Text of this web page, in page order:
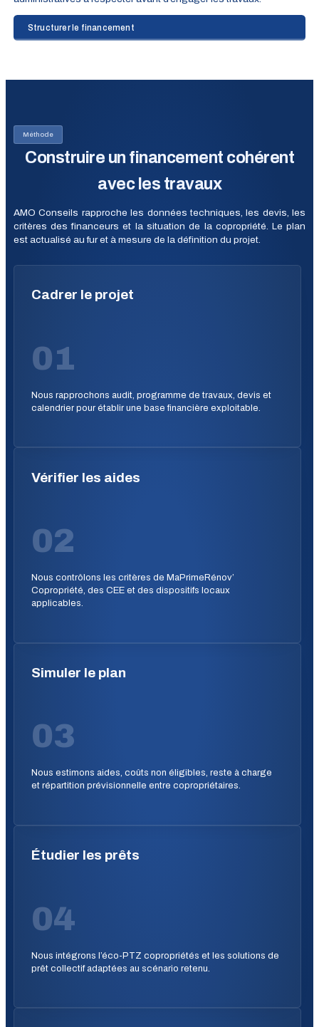
Structurer le financement
Méthode
Construire un financement cohérent
avec les travaux
AMO Conseils rapproche les données techniques, les devis, les
critères des financeurs et la situation de la copropriété. Le plan
est actualisé au fur et à mesure de la définition du projet.
Cadrer le projet
01
Nous rapprochons audit, programme de travaux, devis et
calendrier pour établir une base financière exploitable.
Vérifier les aides
02
Nous contrôlons les critères de MaPrimeRénov’
Copropriété, des CEE et des dispositifs locaux
applicables.
Simuler le plan
03
Nous estimons aides, coûts non éligibles, reste à charge
et répartition prévisionnelle entre copropriétaires.
Étudier les prêts
04
Nous intégrons l’éco-PTZ copropriétés et les solutions de
prêt collectif adaptées au scénario retenu.